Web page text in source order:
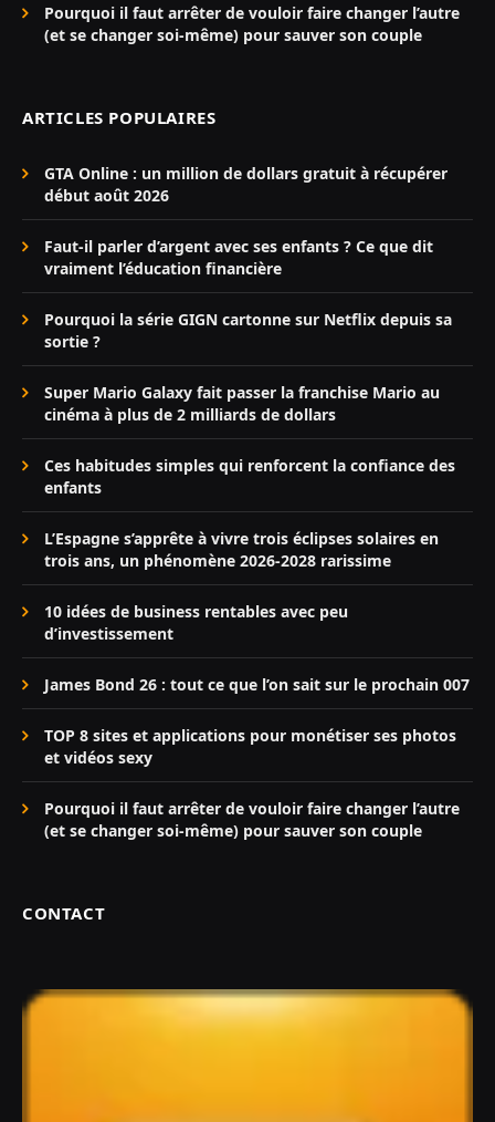
Pourquoi il faut arrêter de vouloir faire changer l’autre
(et se changer soi-même) pour sauver son couple
ARTICLES POPULAIRES
GTA Online : un million de dollars gratuit à récupérer
début août 2026
Faut-il parler d’argent avec ses enfants ? Ce que dit
vraiment l’éducation financière
Pourquoi la série GIGN cartonne sur Netflix depuis sa
sortie ?
Super Mario Galaxy fait passer la franchise Mario au
cinéma à plus de 2 milliards de dollars
Ces habitudes simples qui renforcent la confiance des
enfants
L’Espagne s’apprête à vivre trois éclipses solaires en
trois ans, un phénomène 2026-2028 rarissime
10 idées de business rentables avec peu
d’investissement
James Bond 26 : tout ce que l’on sait sur le prochain 007
TOP 8 sites et applications pour monétiser ses photos
et vidéos sexy
Pourquoi il faut arrêter de vouloir faire changer l’autre
(et se changer soi-même) pour sauver son couple
CONTACT